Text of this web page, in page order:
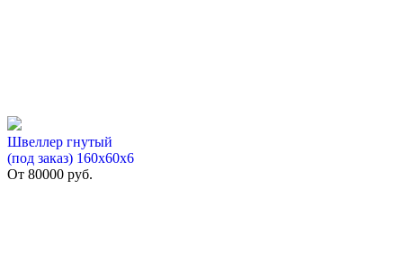
Швеллер гнутый
(под заказ) 160х60х6
От 80000 руб.